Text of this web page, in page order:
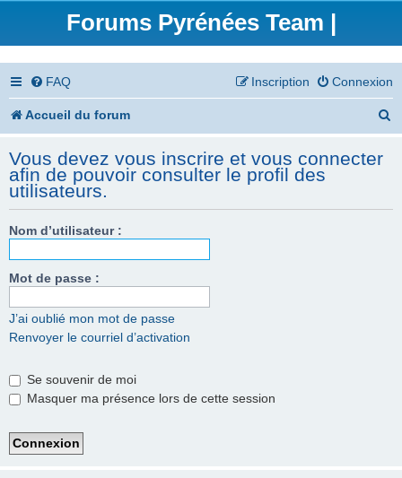
Forums Pyrénées Team |
FAQ Connexion
Inscription
Accueil du forum
Vous devez vous inscrire et vous connecter
afin de pouvoir consulter le profil des
utilisateurs.
Nom d’utilisateur :
Mot de passe :
J’ai oublié mon mot de passe
Renvoyer le courriel d’activation
Se souvenir de moi
Masquer ma présence lors de cette session